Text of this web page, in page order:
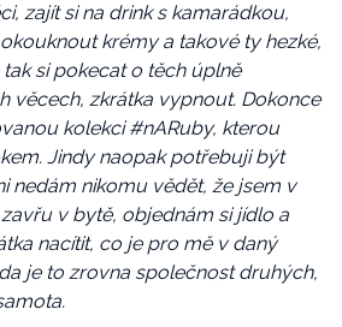
zajít si na drink s kamarádkou,
krémy a takové ty hezké,
si pokecat o těch úplně
věcech, zkrátka vypnout. Dokonce
kolekci #nARuby, kterou
Jindy naopak potřebuji být
nedám nikomu vědět, že jsem v
zavřu v bytě, objednám si jídlo a
nacítit, co je pro mě v daný
je to zrovna společnost druhých,